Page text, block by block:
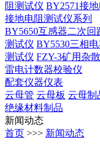
阻测试仪 BY2571接
接地电阻测试仪系列
BY5650互感器二次回
测试仪 BY5530三相
测试仪 FZY-3矿用杂
雷电计数器校验仪
配套仪器仪表
云母管 云母板 云母制
绝缘材料制品
新闻动态
首页 >>> 新闻动态